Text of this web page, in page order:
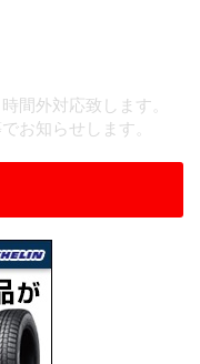
間外対応致します。
お知らせします。